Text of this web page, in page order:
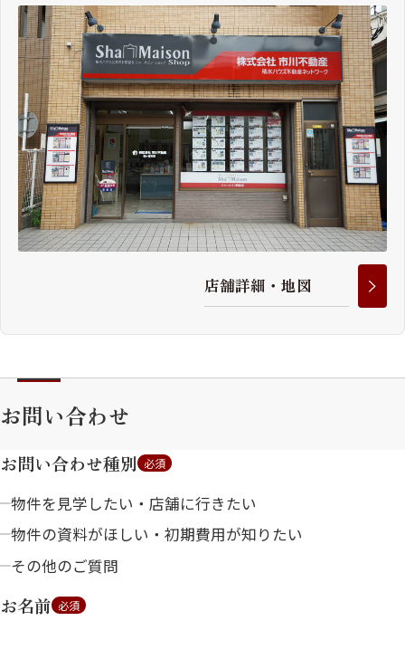
店舗詳細 ・地図
お問い合わせ
お問い合わせ種別 必須
物件を見学したい・店舗に行きたい
物件の資料がほしい・初期費用が知りたい
その他のご質問
お名前 必須